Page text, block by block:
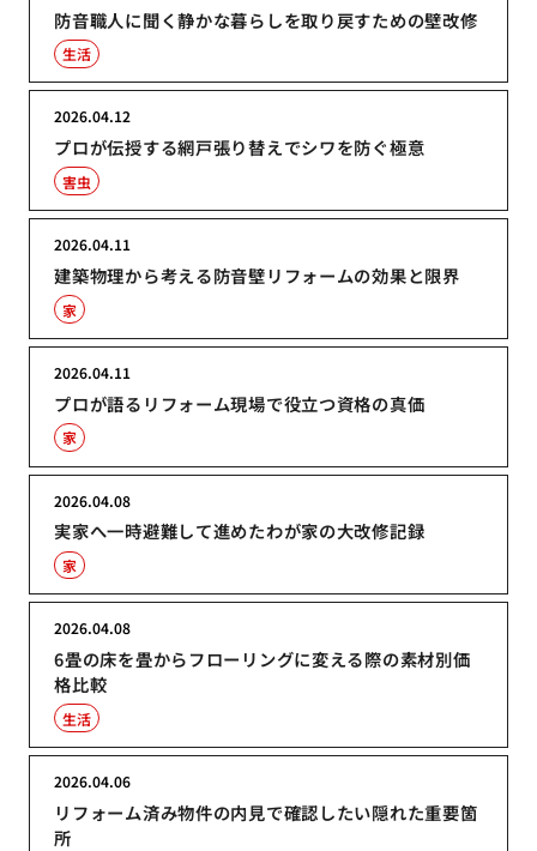
防音職人に聞く静かな暮らしを取り戻すための壁改修
生活
プロが伝授する網戸張り替えでシワを防ぐ極意
2026.04.12
害虫
建築物理から考える防音壁リフォームの効果と限界
2026.04.11
家
プロが語るリフォーム現場で役立つ資格の真価
2026.04.11
家
実家へ一時避難して進めたわが家の大改修記録
2026.04.08
家
6畳の床を畳からフローリングに変える際の素材別価
格比較
2026.04.08
生活
リフォーム済み物件の内見で確認したい隠れた重要箇
所
2026.04.06